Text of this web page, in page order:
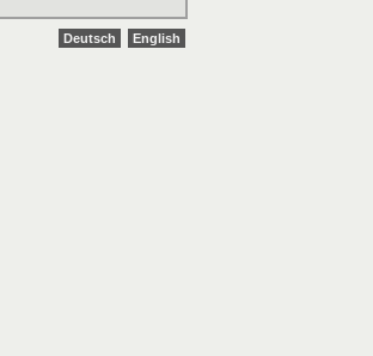
Deutsch English